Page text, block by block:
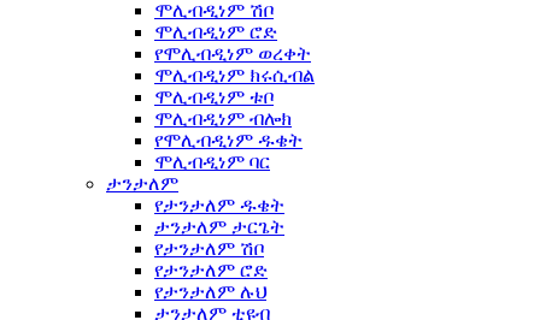
ሞሊብዲነም ሽቦ
ሞሊብዲነም ሮድ
የሞሊብዲነም ወረቀት
ሞሊብዲነም ክሩሲብል
ሞሊብዲነም ቱቦ
ሞሊብዲነም ብሎክ
የሞሊብዲነም ዱቄት
ሞሊብዲነም ባር
ታንታለም
የታንታለም ዱቄት
ታንታለም ታርጌት
የታንታለም ሽቦ
የታንታለም ሮድ
የታንታለም ሉህ
ታንታለም ቲዩብ